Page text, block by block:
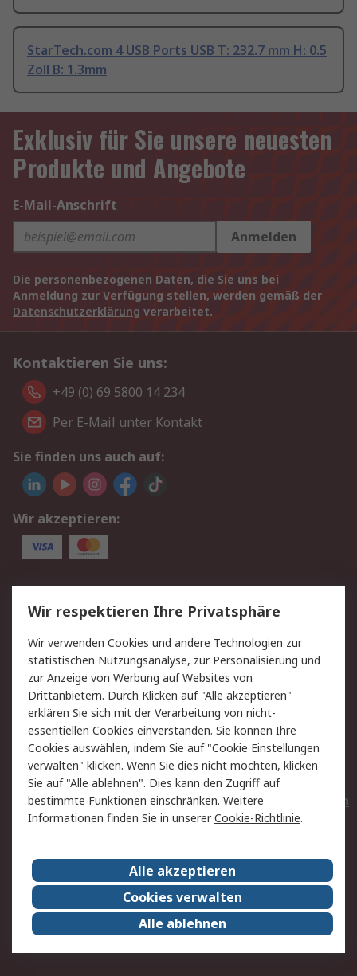
StarTech.com 4 USB Ports USB T: 232.7 mm H: 0.5
Zoll B: 1.3mm
Exklusiv für Sie unsere neuesten
Produkte und Angebote
E-Mail-Anschrift
Anmelden
Die personenbezogenen Daten, die Sie uns bei
Anmeldung zur Verfügung stellen, werden gemäß der
Datenschutzerklärung verarbeitet.
Kontaktieren Sie uns:
+49 (0) 69 5800 14 234
Per E-Mail unter Kontakt
Sie finden uns auch auf:
Wir akzeptieren:
Service
Value Added Services
Lieferlösungen
Rücksendungen
Kontakt
Hilfe
Privatkunden
Rechtliches
AGB
Datenschutz
Cookie-Richtlinie
Zahlungsbedingungen
Copyright/Impressum
Entsorgung
Elektrogeräte/Batterien
RS weltweit
Karriere bei RS
Nachhaltigkeit
Qualität/Umwelt/ZertifikatePresse-Center
Event-Center
Wir respektieren Ihre Privatsphäre
Wir verwenden Cookies und andere Technologien zur
statistischen Nutzungsanalyse, zur Personalisierung und
zur Anzeige von Werbung auf Websites von
Drittanbietern. Durch Klicken auf "Alle akzeptieren"
erklären Sie sich mit der Verarbeitung von nicht-
essentiellen Cookies einverstanden. Sie können Ihre
Cookies auswählen, indem Sie auf "Cookie Einstellungen
verwalten" klicken. Wenn Sie dies nicht möchten, klicken
Sie auf "Alle ablehnen". Dies kann den Zugriff auf
bestimmte Funktionen einschränken. Weitere
Informationen finden Sie in unsererCookie-Richtlinie.
Alle akzeptieren
Cookies verwalten
Alle ablehnen